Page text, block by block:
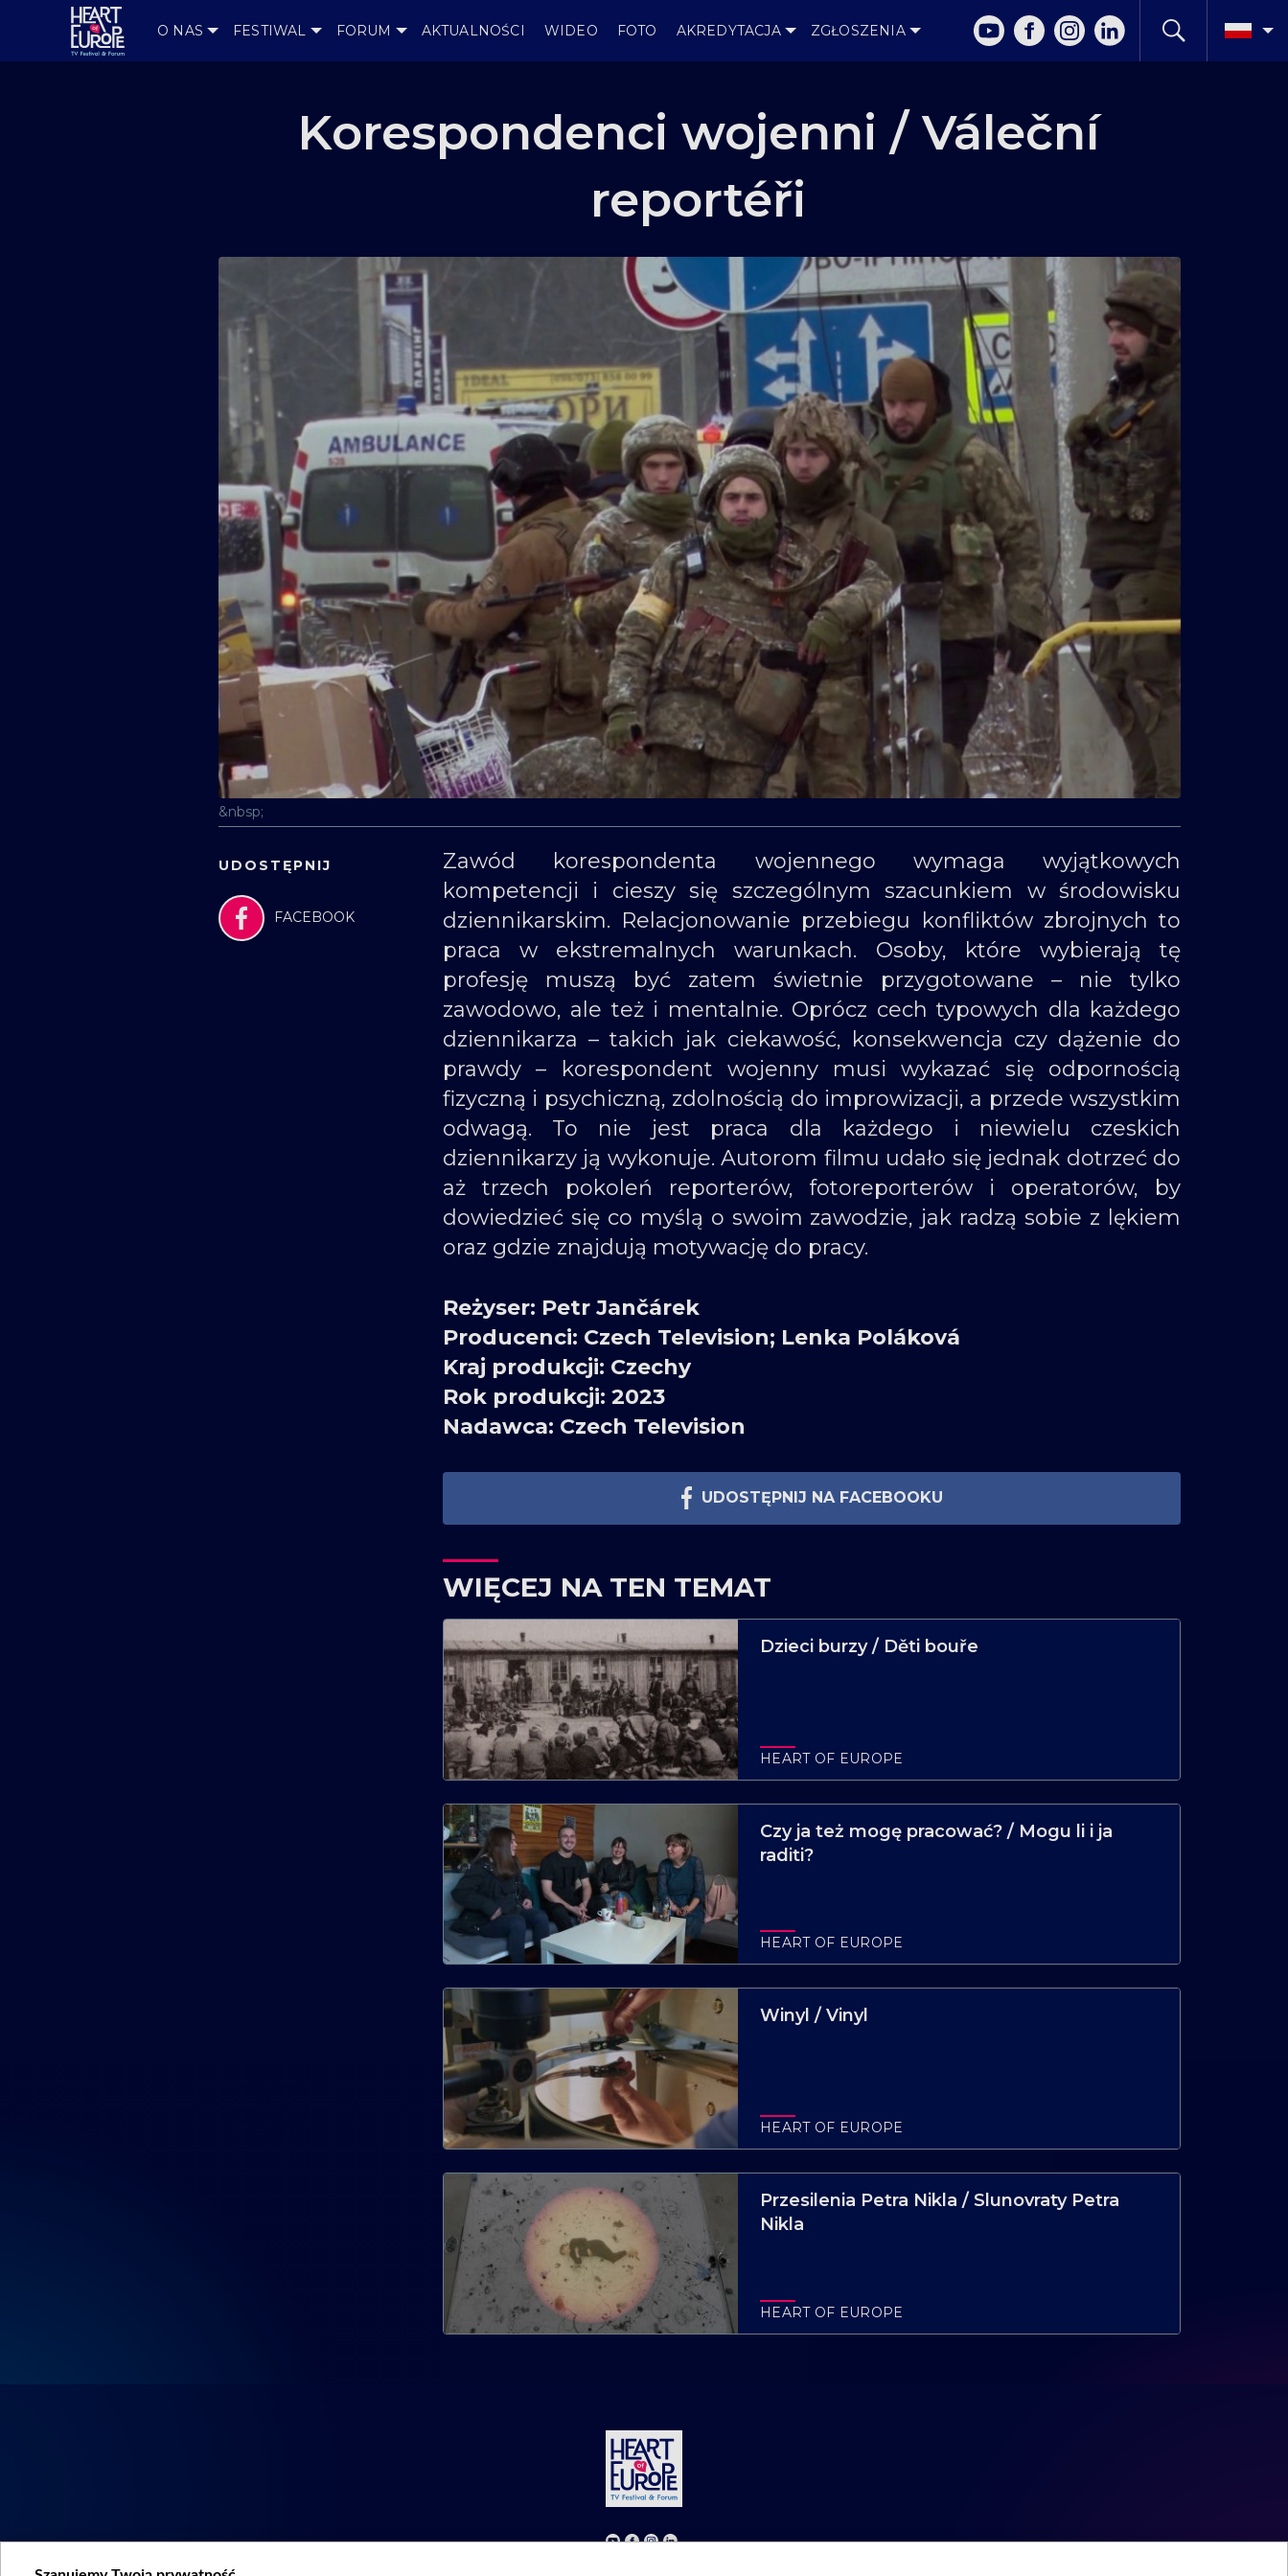
O NAS FESTIWAL FORUM AKTUALNOŚCI WIDEO FOTO AKREDYTACJA ZGŁOSZENIA
Korespondenci wojenni / Váleční
reportéři
&nbsp;
UDOSTĘPNIJ
FACEBOOK
Zawód korespondenta wojennego wymaga wyjątkowych
kompetencji i cieszy się szczególnym szacunkiem w środowisku
dziennikarskim. Relacjonowanie przebiegu konfliktów zbrojnych to
praca w ekstremalnych warunkach. Osoby, które wybierają tę
profesję muszą być zatem świetnie przygotowane – nie tylko
zawodowo, ale też i mentalnie. Oprócz cech typowych dla każdego
dziennikarza – takich jak ciekawość, konsekwencja czy dążenie do
prawdy – korespondent wojenny musi wykazać się odpornością
fizyczną i psychiczną, zdolnością do improwizacji, a przede wszystkim
odwagą. To nie jest praca dla każdego i niewielu czeskich
dziennikarzy ją wykonuje. Autorom filmu udało się jednak dotrzeć do
aż trzech pokoleń reporterów, fotoreporterów i operatorów, by
dowiedzieć się co myślą o swoim zawodzie, jak radzą sobie z lękiem
oraz gdzie znajdują motywację do pracy.
Reżyser: Petr Jančárek
Producenci: Czech Television; Lenka Poláková
Kraj produkcji: Czechy
Rok produkcji: 2023
Nadawca: Czech Television
UDOSTĘPNIJ NA FACEBOOKU
WIĘCEJ NA TEN TEMAT
Dzieci burzy / Děti bouře
HEART OF EUROPE
Czy ja też mogę pracować? / Mogu li i ja
raditi?
HEART OF EUROPE
Winyl / Vinyl
HEART OF EUROPE
Przesilenia Petra Nikla / Slunovraty Petra
Nikla
HEART OF EUROPE